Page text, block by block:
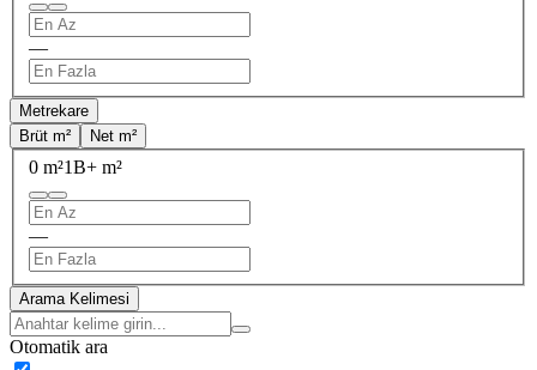
—
Metrekare
Brüt m²
Net m²
0 m²1B+ m²
—
Arama Kelimesi
Otomatik ara